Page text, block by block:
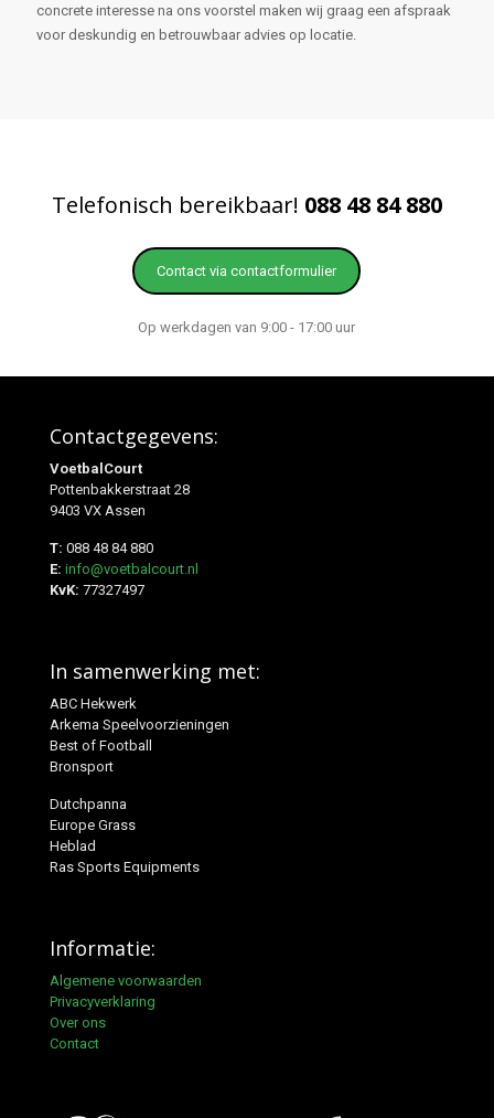
concrete interesse na ons voorstel maken wij graag een afspraak
voor deskundig en betrouwbaar advies op locatie.
Telefonisch bereikbaar! 088 48 84 880
Contact via contactformulier
Op werkdagen van 9:00 - 17:00 uur
Contactgegevens:
VoetbalCourt
Pottenbakkerstraat 28
9403 VX Assen
T: 088 48 84 880
E: info@voetbalcourt.nl
KvK: 77327497
In samenwerking met:
ABC Hekwerk
Arkema Speelvoorzieningen
Best of Football
Bronsport
Dutchpanna
Europe Grass
Heblad
Ras Sports Equipments
Informatie:
Algemene voorwaarden
Privacyverklaring
Over ons
Contact